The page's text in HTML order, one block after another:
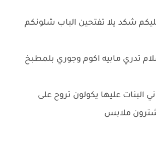
شكد يلا تفتحين الباب شلونكم
تدري مابيه اكوم وجوري بلمطبخ
البنات عليها يكولون تروح على
ملابس